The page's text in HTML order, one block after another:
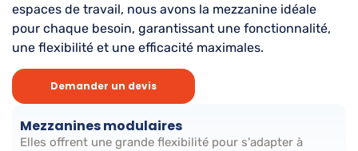
espaces de travail, nous avons la mezzanine idéale
pour chaque besoin, garantissant une fonctionnalité,
une flexibilité et une efficacité maximales.
Demander un devis
Mezzanines modulaires
Elles offrent une grande flexibilité pour s'adapter à